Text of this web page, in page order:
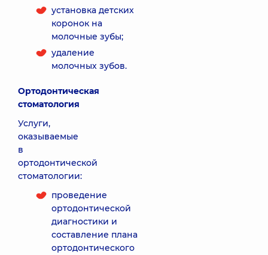
установка детских
коронок на
молочные зубы;
удаление
молочных зубов.
Ортодонтическая
стоматология
Услуги,
оказываемые
в
ортодонтической
стоматологии:
проведение
ортодонтической
диагностики и
составление плана
ортодонтического